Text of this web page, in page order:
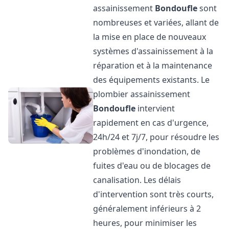
assainissement Bondouflesont
nombreuses et variées, allant de
la mise en place de nouveaux
systèmes d'assainissement à la
réparation et à la maintenance
des équipements existants. Le
plombier assainissement
Bondoufle intervient
rapidement en cas d'urgence,
24h/24 et 7j/7, pour résoudre les
problèmes d'inondation, de
fuites d'eau ou de blocages de
canalisation. Les délais
d'intervention sont très courts,
généralement inférieurs à 2
heures, pour minimiser les